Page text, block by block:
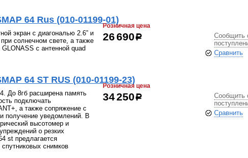
64 Rus (010-01199-01)
экран с диагональю 2.6” и
солнечном свете, а также
с антенной quad
Розничная цена
26 690р
Сообщить
Сравнить
64 ST RUS (010-01199-23)
До 8гб расширена память
подключать
а также сопряжение с
получение уведомлений. В
высотомер и
о резких
st предлагается
снимков
Розничная цена
34 250р
Сообщить
Сравнить